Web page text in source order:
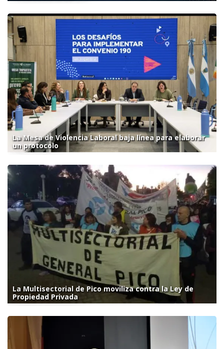
La Mesa de Violencia Laboral baja línea para elaborar
un protocolo
La Multisectorial de Pico moviliza contra la Ley de
Propiedad Privada